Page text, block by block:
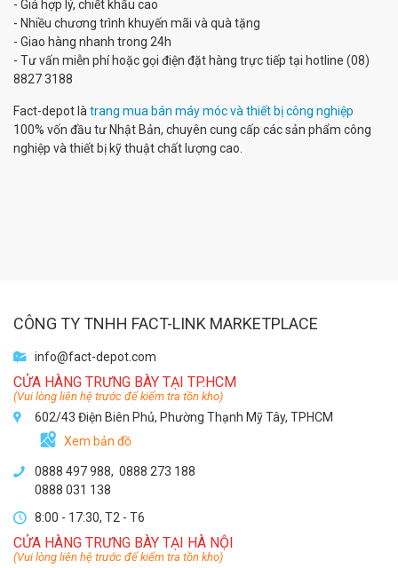
- Giá hợp lý, chiết khấu cao
- Nhiều chương trình khuyến mãi và quà tặng
- Giao hàng nhanh trong 24h
- Tư vấn miễn phí hoặc gọi điện đặt hàng trực tiếp tại hotline (08)
8827 3188
Fact-depot là trang mua bán máy móc và thiết bị công nghiệp
100% vốn đầu tư Nhật Bản, chuyên cung cấp các sản phẩm công
nghiệp và thiết bị kỹ thuật chất lượng cao.
CÔNG TY TNHH FACT-LINK MARKETPLACE
info@fact-depot.com
CỬA HÀNG TRƯNG BÀY TẠI TP.HCM
(Vui lòng liên hệ trước để kiểm tra tồn kho)
602/43 Điện Biên Phủ, Phường Thạnh Mỹ Tây, TPHCM
Xem bản đồ
0888 497 988, 0888 273 188
0888 031 138
8:00 - 17:30, T2 - T6
CỬA HÀNG TRƯNG BÀY TẠI HÀ NỘI
(Vui lòng liên hệ trước để kiểm tra tồn kho)